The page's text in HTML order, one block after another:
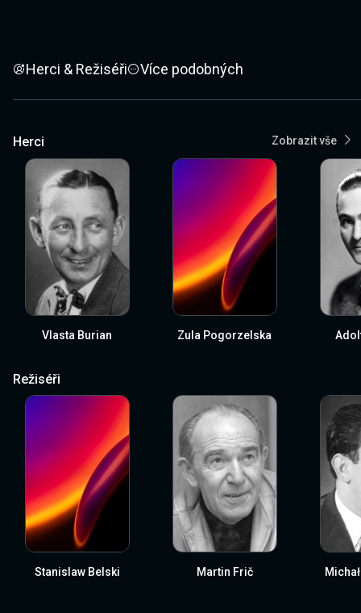
Herci & Režiséři Více podobných
Herci Zobrazit vše
Vlasta Burian Zula Pogorzelska
Režiséři
Stanislaw Belski Martin Frič